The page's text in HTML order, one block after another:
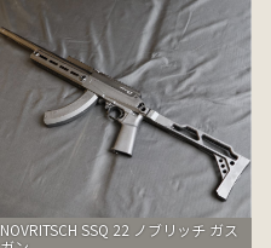
NOVRITSCH SSQ 22 ノブリッチ ガス